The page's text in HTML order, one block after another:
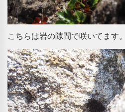
こちらは岩の隙間で咲いてます。